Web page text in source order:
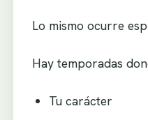
Lo mismo ocurre
Hay temporadas
Tu carácter